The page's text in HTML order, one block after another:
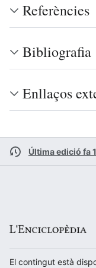
Referències
Bibliografia
Enllaços
Última edició fa
El contingut està